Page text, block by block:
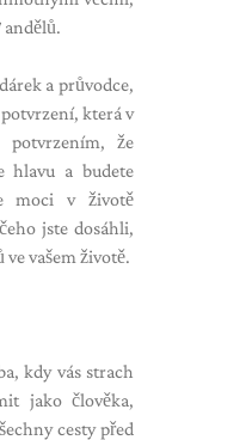
andělů.
a průvodce,
která v
potvrzením, že
hlavu a budete
moci v životě
jste dosáhli,
vašem životě.
kdy vás strach
jako člověka,
cesty před